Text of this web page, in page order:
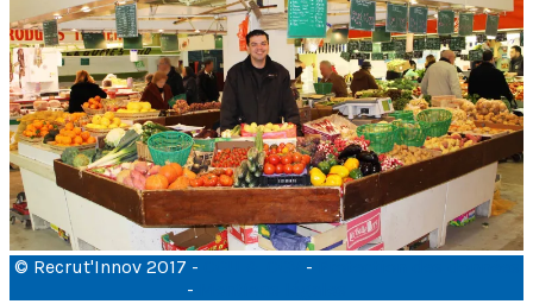
© Recrut'Innov 2017 - -
-